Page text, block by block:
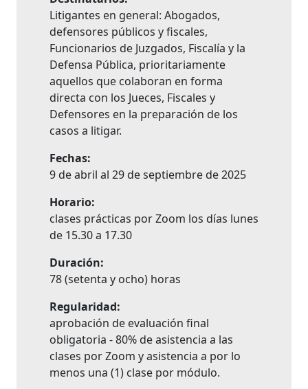
Litigantes en general: Abogados,
defensores públicos y fiscales,
Funcionarios de Juzgados, Fiscalía y la
Defensa Pública, prioritariamente
aquellos que colaboran en forma
directa con los Jueces, Fiscales y
Defensores en la preparación de los
casos a litigar.
Fechas:
9 de abril al 29 de septiembre de 2025
Horario:
clases prácticas por Zoom los días lunes
de 15.30 a 17.30
Duración:
78 (setenta y ocho) horas
Regularidad:
aprobación de evaluación final
obligatoria - 80% de asistencia a las
clases por Zoom y asistencia a por lo
menos una (1) clase por módulo.